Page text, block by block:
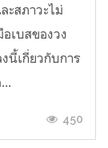
ะสภาวะไม่
เบสของวง
นี้เกี่ยวกับการ
450